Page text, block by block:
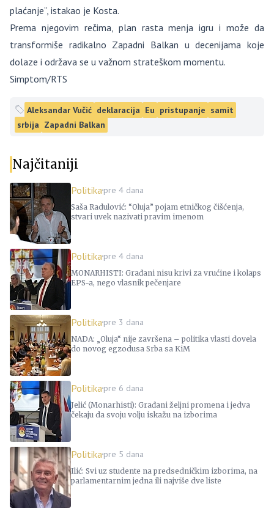
plaćanje”, istakao je Kosta.
Prema njegovim rečima, plan rasta menja igru i može da
transformiše radikalno Zapadni Balkan u decenijama koje
dolaze i održava se u važnom strateškom momentu.
Simptom/RTS
Aleksandar Vučić deklaracija Eu pristupanje samit
srbija Zapadni Balkan
Najčitaniji
Politika pre 4 dana
Saša Radulović: “Oluja” pojam etničkog čišćenja,
stvari uvek nazivati pravim imenom
Politika pre 4 dana
MONARHISTI: Građani nisu krivi za vrućine i kolaps
EPS-a, nego vlasnik pečenjare
Politika pre 3 dana
NADA: „Oluja“ nije završena – politika vlasti dovela
do novog egzodusa Srba sa KiM
Politika pre 6 dana
Jelić (Monarhisti): Građani željni promena i jedva
čekaju da svoju volju iskažu na izborima
Politika pre 5 dana
Ilić: Svi uz studente na predsedničkim izborima, na
parlamentarnim jedna ili najviše dve liste